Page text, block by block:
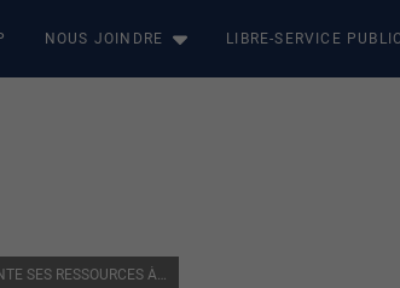
NOUS JOINDRE LIBRE-SERVICE
INDUSTRIE MINIÈRE : CARTIER AUGMENTE SES RESSOURCES À LA MINE CHIMO